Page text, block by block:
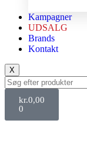
Kampagner
UDSALG
Brands
Kontakt
X
kr.0,00
0